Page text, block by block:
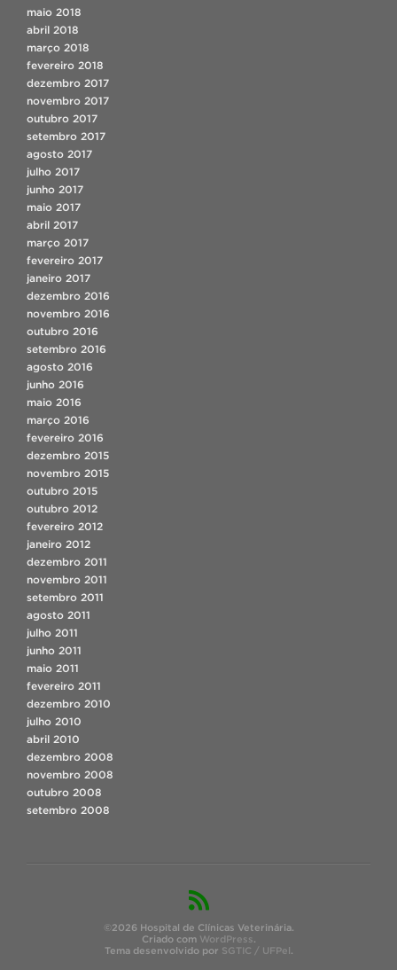
maio 2018
abril 2018
março 2018
fevereiro 2018
dezembro 2017
novembro 2017
outubro 2017
setembro 2017
agosto 2017
julho 2017
junho 2017
maio 2017
abril 2017
março 2017
fevereiro 2017
janeiro 2017
dezembro 2016
novembro 2016
outubro 2016
setembro 2016
agosto 2016
junho 2016
maio 2016
março 2016
fevereiro 2016
dezembro 2015
novembro 2015
outubro 2015
outubro 2012
fevereiro 2012
janeiro 2012
dezembro 2011
novembro 2011
setembro 2011
agosto 2011
julho 2011
junho 2011
maio 2011
fevereiro 2011
dezembro 2010
julho 2010
abril 2010
dezembro 2008
novembro 2008
outubro 2008
setembro 2008
©2026 Hospital de Clínicas Veterinária.
Criado com WordPress.
Tema desenvolvido por SGTIC / UFPel.